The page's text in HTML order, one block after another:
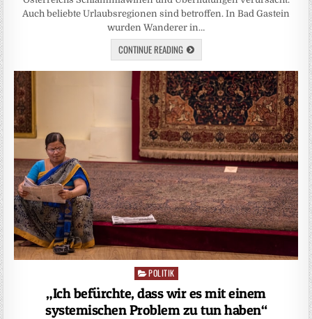
Auch beliebte Urlaubsregionen sind betroffen. In Bad Gastein
wurden Wanderer in…
CONTINUE READING
Posted
in
POLITIK
„Ich befürchte, dass wir es mit einem
systemischen Problem zu tun haben“